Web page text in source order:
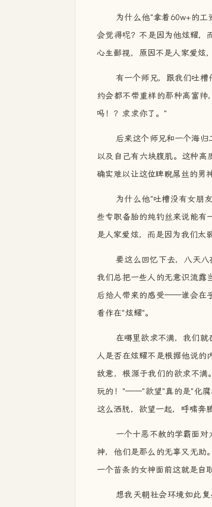
为什么他"拿着60w+的
会觉得呢？不是因为他炫耀，
心生鄙视，原因不是人家爱炫
有一个师兄，跟我们吐槽
约会都不带重样的那种高富
吗！？求求你了。"
后来这个师兄和一个海归
以及自己有六块腹肌。这种高
确实难以让这位睥睨屌丝的男
为什么他"吐槽没有女朋
些专职备胎的纯钓丝来说能有
是人家爱炫，而是因为我们太弱
要这么回忆下去，八天
我们总把一些人的无意识流露
后给人带来的感受——谁会在
看作在"炫耀"。
在哪里欲求不满，我们就
人是否在炫耀不是根据他说的
敌意，根源于我们的欲求不满
玩的！"——"欲望"真的是"化腐
这么洒脱，欲望一起，呼啸奔腾
一个十恶不赦的学霸面
神，他们是那么的无辜又无助
一个苗条的女神面前这就是自
想我天朝社会环境如此